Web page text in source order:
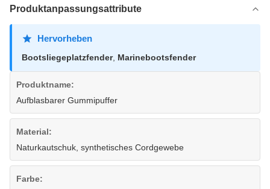
Produktanpassungsattribute
Hervorheben
Bootsliegeplatzfender, Marinebootsfender
Produktname:
Aufblasbarer Gummipuffer
Material:
Naturkautschuk, synthetisches Cordgewebe
Farbe: